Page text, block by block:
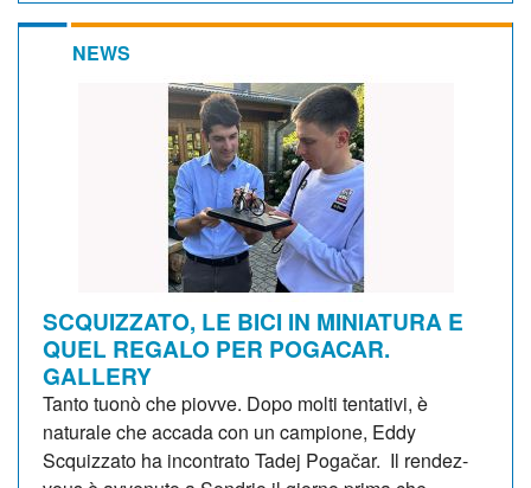
NEWS
SCQUIZZATO, LE BICI IN MINIATURA E
QUEL REGALO PER POGACAR.
GALLERY
Tanto tuonò che piovve. Dopo molti tentativi, è
naturale che accada con un campione, Eddy
Scquizzato ha incontrato Tadej Pogačar. Il rendez-